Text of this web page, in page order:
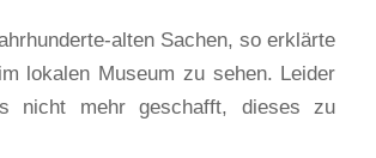
alten Sachen, so erklärte
lokalen Museum zu sehen. Leider
nicht mehr geschafft, dieses zu